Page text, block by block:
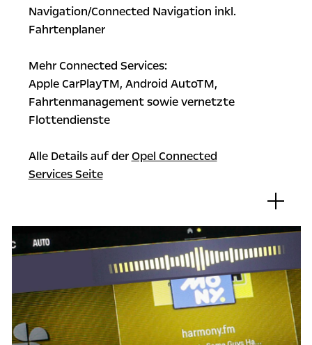
Navigation/Connected Navigation inkl.
Fahrtenplaner
Mehr Connected Services:
Apple CarPlayTM, Android AutoTM,
Fahrtenmanagement sowie vernetzte
Flottendienste
Alle Details auf derOpel Connected
Services Seite